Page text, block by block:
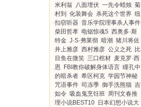
米利翁 八面埋伏 一先令蜡烛 菊
村到
化装舞会 杀死这个世界 纽
扣窃听器 音乐学院理事杀人事件
柴田哲孝 电锯惊魂5 西奥多·斯
特金 J·S·弗莱彻 暗潮 猪川将佐
井上雅彦 西村雅彦 公义之死 比
目鱼在微笑 三口棺材 麦克罗·西
恩
FBI教你破解身体语言 瞳孔中
的暗杀者 希区柯克 学园节神秘
咒语事件 司冻季 御手洗熊猫 吉
如令 吸血鬼烹饪班 周刊文春推
理小说BEST10 日本幻想小说大